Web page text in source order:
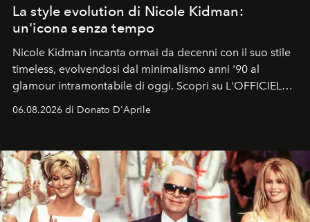
La style evolution di Nicole Kidman:
un'icona senza tempo
Nicole Kidman incanta ormai da decenni con il suo stile
timeless, evolvendosi dal minimalismo anni '90 al
glamour intramontabile di oggi. Scopri su L'OFFICIEL
Italia la sua style evolution.
06.08.2026 di Donato D'Aprile